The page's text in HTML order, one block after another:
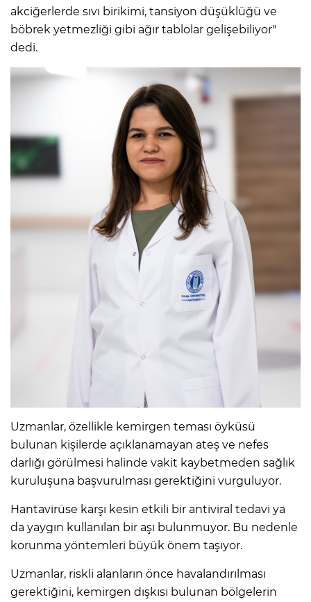
akciğerlerde sıvı birikimi, tansiyon düşüklüğü ve
böbrek yetmezliği gibi ağır tablolar gelişebiliyor"
dedi.
Uzmanlar, özellikle kemirgen teması öyküsü
bulunan kişilerde açıklanamayan ateş ve nefes
darlığı görülmesi halinde vakit kaybetmeden sağlık
kuruluşuna başvurulması gerektiğini vurguluyor.
Hantavirüse karşı kesin etkili bir antiviral tedavi ya
da yaygın kullanılan bir aşı bulunmuyor. Bu nedenle
korunma yöntemleri büyük önem taşıyor.
Uzmanlar, riskli alanların önce havalandırılması
gerektiğini, kemirgen dışkısı bulunan bölgelerin